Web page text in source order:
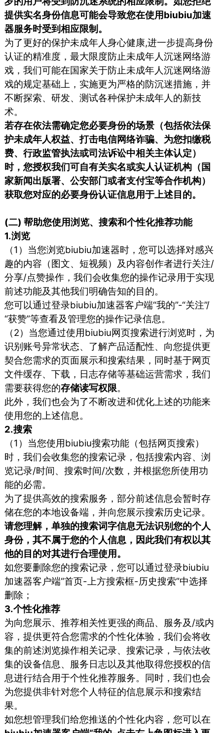
提供实名身份信息可能会导致您在使用biubiu加速
器服务时受到相应限制。
为了更好的保护未成年人身心健康,进一步提高身份
认证的精准度，最大限度防止未成年人沉迷网络游
戏，我们可能在国家关于防止未成年人沉迷网络游
戏的规定基础上，实施更为严格的防沉迷措施，并
不断探索、研发、测试各种保护未成年人的新技
术。
若存在依法需确定您必要身份的场景（包括依法保
护未成年人权益、打击电信网络诈骗、为您扣缴税
费、行政监管执法或司法诉讼中相关主体认定）
时，您授权我们可自有关实名或实人认证机构（国
家新闻出版署、公安部门或者支付宝等合作机构）
获取您对应的必要身份认证信息用于上述目的。
(二) 帮助您使用浏览、搜索和个性化推荐功能
1.浏览
（1）当您浏览biubiu加速器时，您可以选择对感兴
趣的内容（图文、短视频）及内容创作者进行关注/
分享/点赞操作，我们会收集您的操作记录用于实现
前述功能及其他我们明确告知的目的。
您可以通过登录biubiu加速器客户端“我的”-“关注”/
“获赞”等查看及管理您的操作记录信息。
（2）当您通过使用biubiu网页搜索进行浏览时，为
识别账号异常状态、了解产品适配性、向您提供更
契合您需求的页面展示和搜索结果，同时基于网页
文件缓存、下载，日志存储等基础运营需求，我们
需要获得您的存储读写权限。
此外，我们也会为了不断改进和优化上述的功能来
使用您的上述信息。
2.搜索
（1）当您使用biubiu搜索功能（包括网页搜索）
时，我们会收集您的搜索记录，包括搜索内容、浏
览记录/时间、搜索时间/次数，并根据您所使用功
能的必需。
为了提供高效的搜索服务，部分前述信息会暂时存
储在您的本地设备端，并向您展示搜索历史记录。
请您理解，单独的搜索词字信息无法识别您的个人
身份，其不属于您的个人信息，因此我们有权以其
他的目的对其进行合理使用。
如您要删除您的搜索记录，您可以通过登录biubiu
加速器客户端“首页-上方搜索框-历史搜索”中选择
删除；
3.个性化推荐
为向您展示、推荐相关性更强的商品、服务及/或内
容，提供更符合您需求的个性化体验，我们会将收
集的前述浏览操作相关记录、搜索记录，与依法收
集的设备信息、服务日志以及其他取得您授权的信
息进行结合用于个性化推荐服务。同时，我们也会
为您提供非针对您个人特征的信息展示和搜索结
果。
如您想管理我们给您推送的个性化内容，您可以在